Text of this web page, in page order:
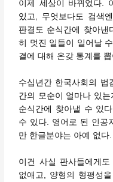
이제 세상이 바뀌었다.
있고, 무엇보다도 검색
판결도 순식간에 찾아낸
히 멋진 일들이 일어날
결에 대해 온갖 통계를 뽑
수십년간 한국사회의 법
간의 모순이 얼마나 있
순식간에 찾아낼 수 있
수 있다. 영어로 된 인공
만 한글분야는 아예 없다
이건 사실 판사들에게
없애고, 양형의 형평성